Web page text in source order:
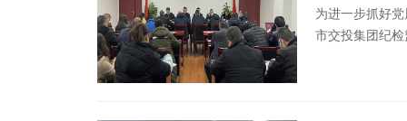
为进一步抓好
市交投集团纪